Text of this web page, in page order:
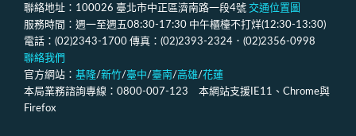
聯絡地址：100026 臺北市中正區濟南路一段4號 交通位置圖
服務時間：週一至週五08:30-17:30 中午櫃檯不打烊(12:30-13:30)
電話：(02)2343-1700 傳真：(02)2393-2324．(02)2356-0998
聯絡我們
官方網站： 基隆/新竹/臺中/臺南/高雄/花蓮
本局業務諮詢專線：0800-007-123 本網站支援IE11、Chrome與
Firefox